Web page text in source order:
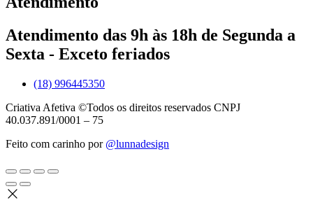
Atendimento das 9h às 18h de Segunda a
Sexta - Exceto feriados
(18) 996445350
Criativa Afetiva ©Todos os direitos reservados CNPJ
40.037.891/0001 – 75
Feito com carinho por @lunnadesign